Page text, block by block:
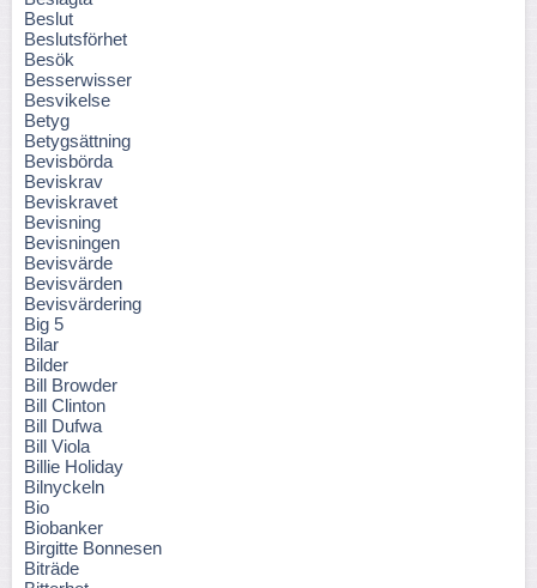
Beslut
Beslutsförhet
Besök
Besserwisser
Besvikelse
Betyg
Betygsättning
Bevisbörda
Beviskrav
Beviskravet
Bevisning
Bevisningen
Bevisvärde
Bevisvärden
Bevisvärdering
Big 5
Bilar
Bilder
Bill Browder
Bill Clinton
Bill Dufwa
Bill Viola
Billie Holiday
Bilnyckeln
Bio
Biobanker
Birgitte Bonnesen
Biträde